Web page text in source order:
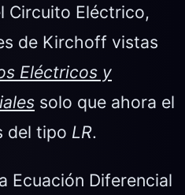
Circuito Eléctrico,
de Kirchoff vistas
Eléctricos y
solo que ahora el
del tipo LR.
Ecuación Diferencial